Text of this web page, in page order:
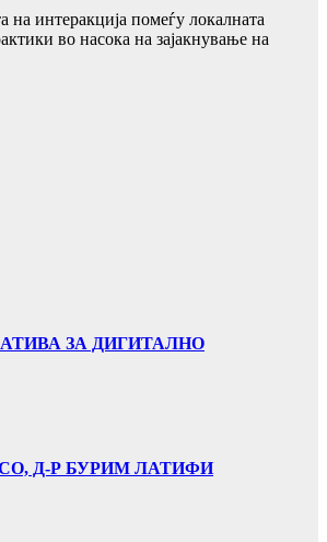
на интеракција помеѓу локалната
во насока на зајакнување на
ЗА ДИГИТАЛНО
Д-Р БУРИМ ЛАТИФИ